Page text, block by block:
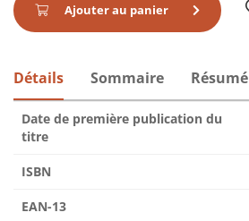
Ajouter au panier
Détails Sommaire Résumé
Date de première publication du
titre
ISBN
EAN-13